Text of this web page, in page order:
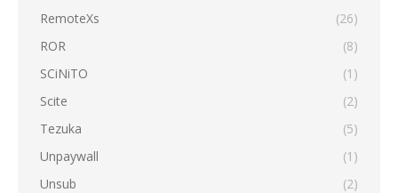
RemoteXs
(26)
ROR
(8)
SCiNiTO
(1)
Scite
(2)
Tezuka
(5)
Unpaywall
(1)
Unsub
(2)